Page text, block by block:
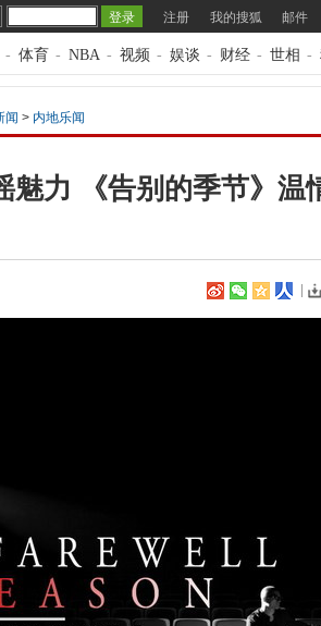
注册 我的搜狐 邮件
- 体育 - NBA - 视频 - 娱谈 - 财经 - 世相 -
闻 > 内地乐闻
魅力 《告别的季节》温